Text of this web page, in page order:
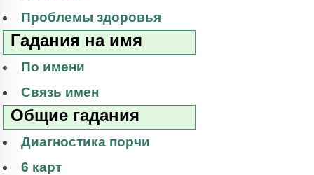
Проблемы здоровья
Гадания на имя
По имени
Связь имен
Общие гадания
Диагностика порчи
6 карт